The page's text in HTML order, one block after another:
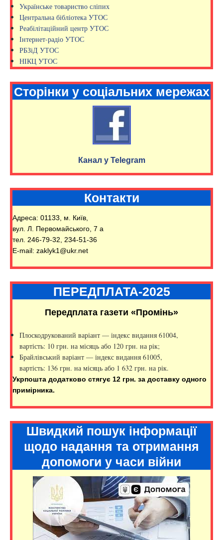
Українське товариство сліпих
Центральна бібліотека УТОС
Реабілітаційний центр УТОС
Інтернет-радіо УТОС
РБЗіД УТОС
НІКЦ УТОС
Сторінки у соціальних мережах
Канал у Telegram
Контакти
Адреса: 01133, м. Київ,
вул. Л. Первомайського, 7 а
тел. 246-79-32, 234-51-36
E-mail: zaklyk1@ukr.net
ПЕРЕДПЛАТА-2025
Передплата газети «Промінь»
Плоскодрукований варіант — індекс видання 61004,
вартість: 10 грн. на місяць або 120 грн. на рік;
Брайлівський варіант — індекс видання 61005,
вартість: 136 грн. на місяць або 1 632 грн. на рік.
Укрпошта додатково стягує 12 грн. за доставку одного
примірника.
Швидкий пошук інформації
щодо надання та отримання
допомоги у часи війни